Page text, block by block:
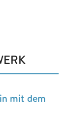
mit dem